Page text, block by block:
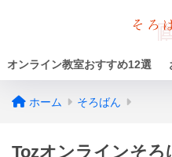
オンライン教室おすすめ12選
ホーム そろばん
Tozオンラインそろ